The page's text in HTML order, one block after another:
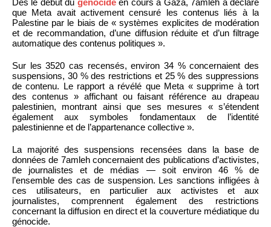
que Meta avait activement censuré les contenus liés à la
Palestine par le biais de « systèmes explicites de modération
et de recommandation, d’une diffusion réduite et d’un filtrage
automatique des contenus politiques ».
Sur les 3520 cas recensés, environ 34 % concernaient des
suspensions, 30 % des restrictions et 25 % des suppressions
de contenu. Le rapport a révélé que Meta « supprime à tort
des contenus » affichant ou faisant référence au drapeau
palestinien, montrant ainsi que ses mesures « s’étendent
également aux symboles fondamentaux de l’identité
palestinienne et de l’appartenance collective ».
La majorité des suspensions recensées dans la base de
données de 7amleh concernaient des publications d’activistes,
de journalistes et de médias — soit environ 46 % de
l’ensemble des cas de suspension. Les sanctions infligées à
ces utilisateurs, en particulier aux activistes et aux
journalistes, comprennent également des restrictions
concernant la diffusion en direct et la couverture médiatique du
génocide.